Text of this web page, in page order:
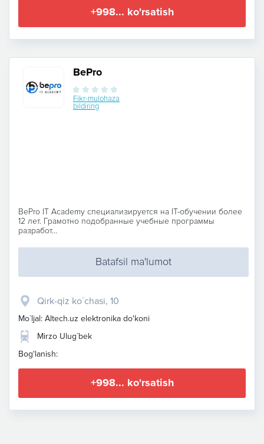
+998... ko'rsatish
BePro
Fikr-mulohaza
bildiring
BePro IT Academy специализируется на IT-обучении более
12 лет. Грамотно подобранные учебные программы
разработ...
Batafsil ma'lumot
Qirk-qiz ko`chasi, 10
Mo`ljal: Altech.uz elektronika do'koni
Mirzo Ulug`bek
Bog'lanish:
+998... ko'rsatish